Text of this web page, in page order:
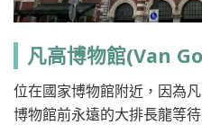
凡高博物館(Van
位在國家博物館附近，因為
博物館前永遠的大排長龍等